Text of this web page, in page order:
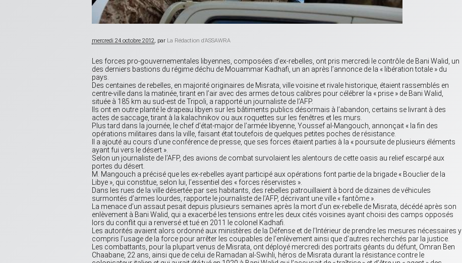
mercredi 24 octobre 2012, par La Rédaction d’ASSAWRA
Les forces pro-gouvernementales libyennes, composées d’ex-rebelles, ont pris mercredi le contrôle de Bani Walid, un
des derniers bastions du régime déchu de Mouammar Kadhafi, un an après l’annonce de la « libération totale » du
pays.
Des centaines de rebelles, en majorité originaires de Misrata, ville voisine et rivale historique, étaient rassemblés en
centre-ville dans la matinée, tirant en l’air avec des armes de tous calibres pour célébrer la « prise » de Bani Walid,
située à 185 km au sud-est de Tripoli, a rapporté un journaliste de l’AFP.
Ils ont en outre planté le drapeau libyen sur les bâtiments publics désormais à l’abandon, certains se livrant à des
actes de saccage, tirant à la kalachnikov ou aux roquettes sur les fenêtres et les murs.
Plus tard dans la journée, le chef d’état-major de l’armée libyenne, Youssef al-Mangouch, annonçait « la fin des
opérations militaires dans la ville, faisant état toutefois de quelques petites poches de résistance.
Il a ajouté au cours d’une conférence de presse, que ses forces étaient parties à la « poursuite de plusieurs éléments
ayant fui vers le désert ».
Selon un journaliste de l’AFP, des avions de combat survolaient les alentours de cette oasis au relief escarpé aux
portes du désert.
M. Mangouch a précisé que les ex-rebelles ayant participé aux opérations font partie de la brigade « Bouclier de la
Libye », qui constitue, selon lui, l’essentiel des « forces réservistes ».
Dans les rues de la ville désertée par ses habitants, des rebelles patrouillaient à bord de dizaines de véhicules
surmontés d’armes lourdes, rapporte le journaliste de l’AFP, décrivant une ville « fantôme ».
La menace d’un assaut pesait depuis plusieurs semaines après la mort d’un ex-rebelle de Misrata, décédé après son
enlèvement à Bani Walid, qui a exacerbé les tensions entre les deux cités voisines ayant choisi des camps opposés
lors du conflit qui a renversé et tué en 2011 le colonel Kadhafi.
Les autorités avaient alors ordonné aux ministères de la Défense et de l’Intérieur de prendre les mesures nécessaires y
compris l’usage de la force pour arrêter les coupables de l’enlèvement ainsi que d’autres recherchés par la justice.
Les combattants, pour la plupart venus de Misrata, ont déployé mercredi des portraits géants du défunt, Omran Ben
Chaabane, 22 ans, ainsi que de celui de Ramadan al-Swihli, héros de Misrata durant la résistance contre le